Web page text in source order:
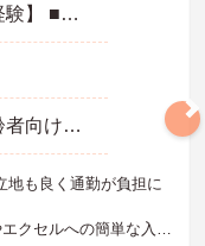
【求める資格・経験】 ■介護支援専門員 ■普通自動車免許 （AT可） ＜以下の経験をお持ちの方 歓迎＞ ■基本的なPC入力 （パワーポイントなどは不要） ■ケアマネ実務経験
サービス付き高齢者向け住宅（サ高住）
地も良く通勤が負担に
クセルへの簡単な入力